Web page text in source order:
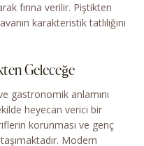
fırına verilir. Piştikten
karakteristik tatlılığını
Geleceğe
gastronomik anlamını
heyecan verici bir
korunması ve genç
Modern